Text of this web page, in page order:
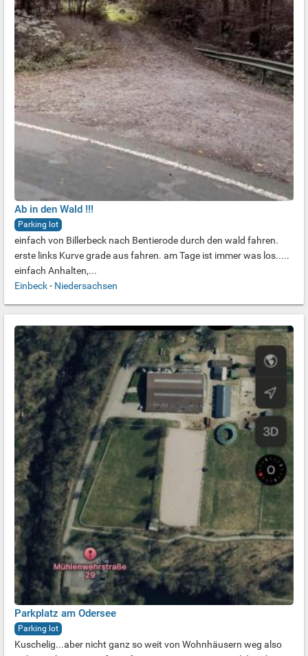
Ab in den Wald !!!
Parking lot
einfach von Billerbeck nach Bentierode durch den wald fahren.
erste links Kurve grade aus fahren. am Tage ist immer was los.....
einfach Anhalten,...
Einbeck- Niedersachsen
Parkplatz am Odersee
Parking lot
Kuschelig...aber nicht ganz so weit von Wohnhäusern weg also